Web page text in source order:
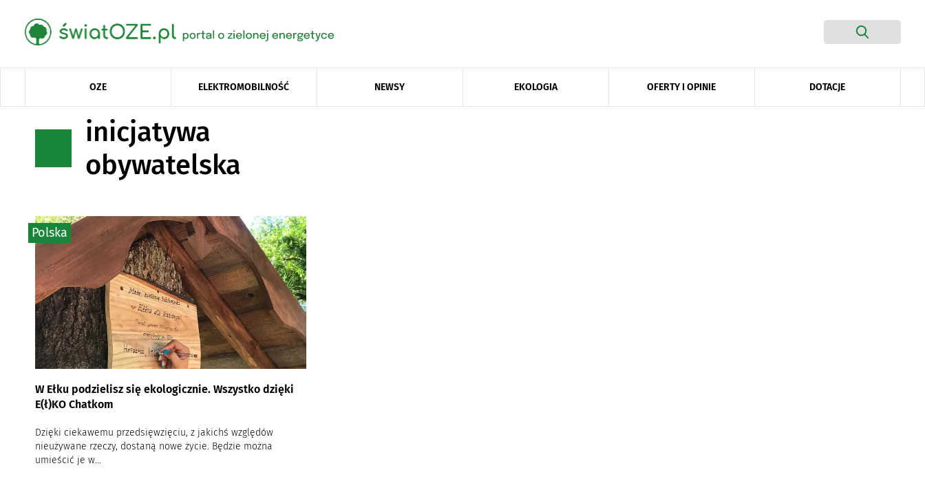
OZE ELEKTROMOBILNOŚĆ NEWSY EKOLOGIA OFERTY I OPINIE DOTACJE
inicjatywa
obywatelska
W Ełku podzielisz się ekologicznie. Wszystko dzięki
E(ł)KO Chatkom
Dzięki ciekawemu przedsięwzięciu, z jakichś względów
nieużywane rzeczy, dostaną nowe życie. Będzie można
umieścić je w...
Polska